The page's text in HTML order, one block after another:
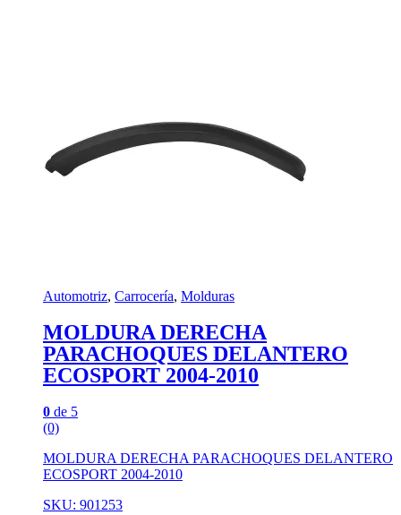
Automotriz, Carrocería, Molduras
MOLDURA DERECHA
PARACHOQUES DELANTERO
ECOSPORT 2004-2010
0 de 5
(0)
MOLDURA DERECHA PARACHOQUES DELANTERO
ECOSPORT 2004-2010
SKU: 901253